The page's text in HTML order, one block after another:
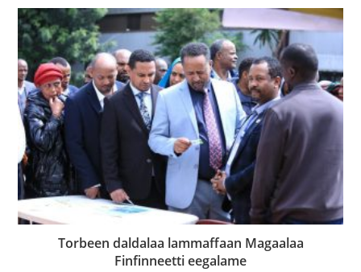
Torbeen daldalaa lammaffaan Magaalaa
Finfinneetti eegalame